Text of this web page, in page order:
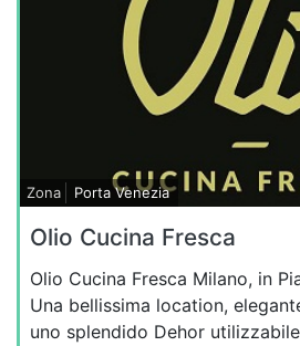
Zona Porta Venezia
Olio Cucina Fresca
Olio Cucina Fresca Milano, in
Una bellissima location,
uno splendido Dehor